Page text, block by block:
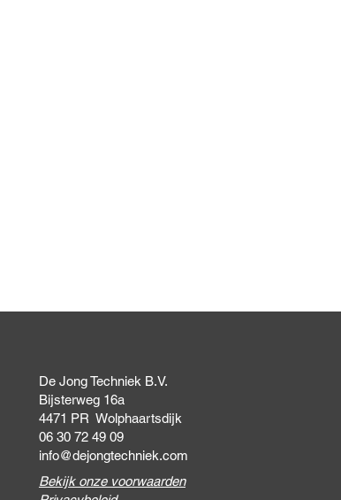
De Jong Techniek B.V.
Bijsterweg 16a
4471 PR Wolphaartsdijk
06 30 72 49 09
info@dejongtechniek.com
Bekijk onze voorwaarden